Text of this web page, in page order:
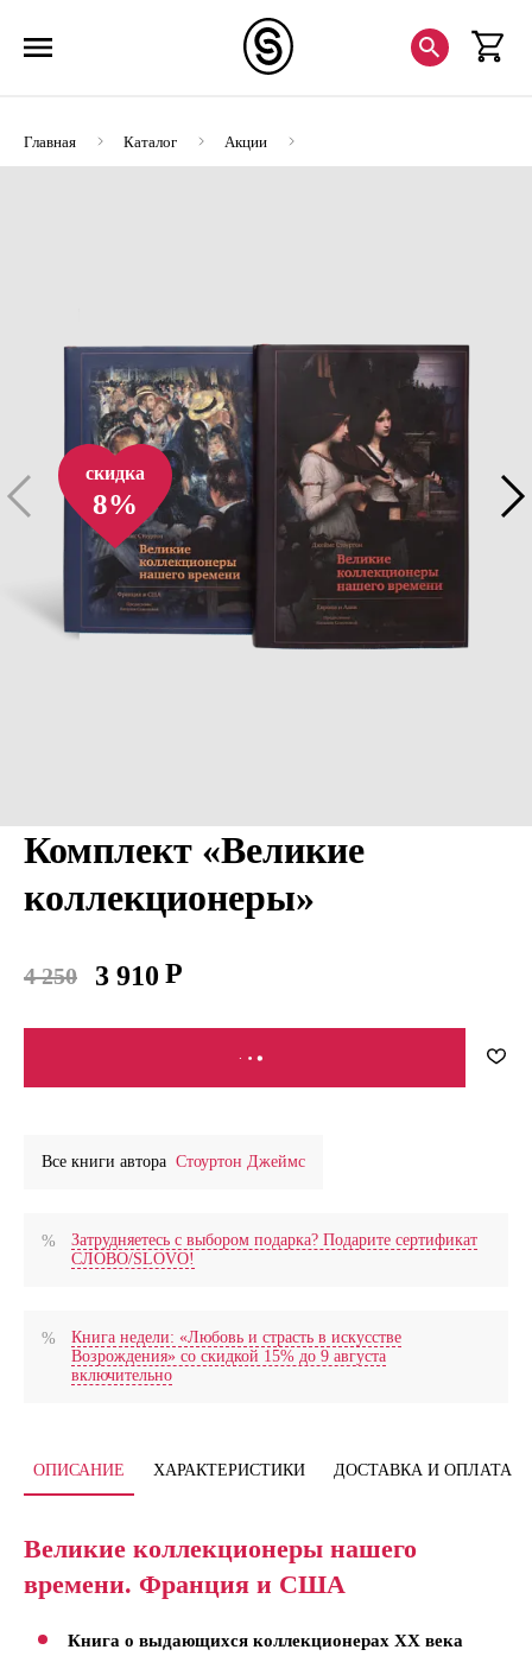
Главная Каталог
Акции
Комплект «Великие коллекционеры»
скидка
8%
Комплект «Великие
коллекционеры»
4 250 3 910
В КОРЗИНУ
Все книги автора Стоуртон Джеймс
Затрудняетесь с выбором подарка? Подарите сертификат
СЛОВО/SLOVO!
Книга недели: «Любовь и страсть в искусстве
Возрождения» со скидкой 15% до 9 августа
включительно
ОПИСАНИЕ ХАРАКТЕРИСТИКИ ДОСТАВКА И ОПЛАТА
Великие коллекционеры нашего
времени. Франция и США
Книга о выдающихся коллекционерах XX века